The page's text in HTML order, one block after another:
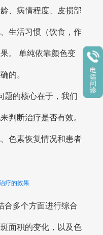
、病情程度、皮损部
生活习惯（饮食，作
。 单纯依靠颜色变
的。
题的核心在于，我们
判断治疗是否有效。
色素恢复情况和患者
疗的效果
合多个方面进行综合
面积的变化，以及色